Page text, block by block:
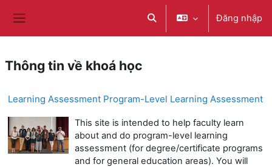
Chuyển đổi chọn tìm kiếm
Đăng nhập
Thông tin về khoá học
Learning Assessment Program-Level Learning Assessment
This site is intended to help faculty learn
about and do program-level learning
assessment (for degree/certificate programs
and for general education areas). You will